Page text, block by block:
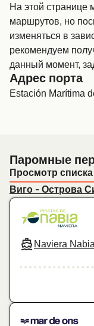
На этой странице
маршрутов, но
изменяться в
рекомендуем
данный момент,
Адрес порта
Estación Marítima
Паромные
Просмотр списка
Виго - Острова
Naviera Nabia